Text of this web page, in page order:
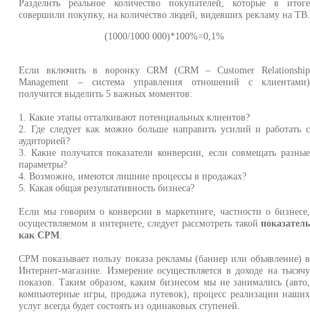
Разделить реальное количество покупателей, которые в итоге
совершили покупку, на количество людей, видевших рекламу на ТВ.
(1000/1000 000)*100%=0,1%
Если включить в воронку CRM (CRM – Customer Relationship
Management – система управления отношений с клиентами)
получится выделить 5 важных моментов:
1. Какие этапы отталкивают потенциальных клиентов?
2. Где следует как можно больше направить усилий и работать с
аудиторией?
3. Какие получатся показатели конверсии, если совмещать разные
параметры?
4. Возможно, имеются лишние процессы в продажах?
5. Какая общая результативность бизнеса?
Если мы говорим о конверсии в маркетинге, частности о бизнесе,
осуществляемом в интернете, следует рассмотреть такойпоказатель
как СРМ
СРМ показывает пользу показа рекламы (баннер или объявление) в
Интернет-магазине. Измерение осуществляется в доходе на тысячу
показов. Таким образом, каким бизнесом мы не занимались (авто,
компьютерные игры, продажа путевок), процесс реализации наших
услуг всегда будет состоять из одинаковых ступеней.